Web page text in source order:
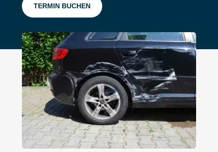
TERMIN BUCHEN